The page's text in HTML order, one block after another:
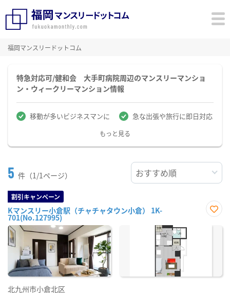
福岡マンスリードットコム
特急対応可/健和会 大手町病院周辺のマンスリーマンショ
ン・ウィークリーマンション情報
移動が多いビジネスマンに 急な出張や旅行に即日対応
もっと見る
5 件（1/1ページ）
割引キャンペーン
Kマンスリー小倉駅（チャチャタウン小倉） 1K-
701(No.127995)
に入
北九州市小倉北区